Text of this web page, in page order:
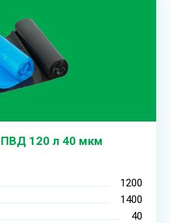
120 л 40 мкм
1200
1400
40